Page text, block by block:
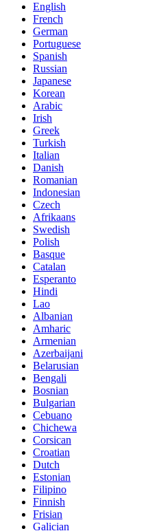
English
French
German
Portuguese
Spanish
Russian
Japanese
Korean
Arabic
Irish
Greek
Turkish
Italian
Danish
Romanian
Indonesian
Czech
Afrikaans
Swedish
Polish
Basque
Catalan
Esperanto
Hindi
Lao
Albanian
Amharic
Armenian
Azerbaijani
Belarusian
Bengali
Bosnian
Bulgarian
Cebuano
Chichewa
Corsican
Croatian
Dutch
Estonian
Filipino
Finnish
Frisian
Galician